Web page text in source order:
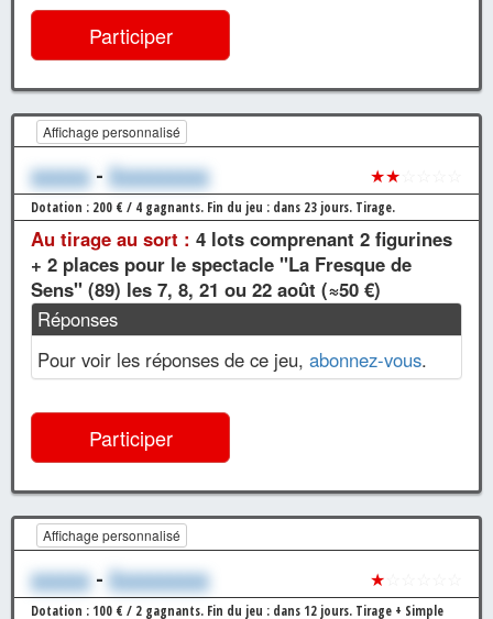
Participer
Affichage personnalisé
xxxxxx-Xxxxxxxxxx ★★
Dotation : 200 € / 4 gagnants. Fin du jeu : dans 23 jours. Tirage.
Au tirage au sort : 4 lots comprenant 2 figurines
+ 2 places pour le spectacle "La Fresque de
Sens" (89) les 7, 8, 21 ou 22 août (≈50 €)
Réponses
Pour voir les réponses de ce jeu, abonnez-vous.
Participer
Affichage personnalisé
xxxxxx-Xxxxxxxxxx ★
Dotation : 100 € / 2 gagnants. Fin du jeu : dans 12 jours. Tirage + Simple